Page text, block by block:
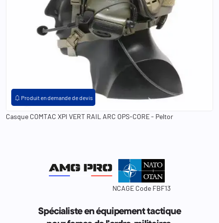
notifications Produit en demande de devis
Casque COMTAC XPI VERT RAIL ARC OPS-CORE - Peltor
NCAGE Code FBF13
Spécialiste en équipement tactique